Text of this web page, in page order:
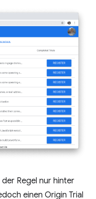
Regel nur hinter
einen Origin Trial